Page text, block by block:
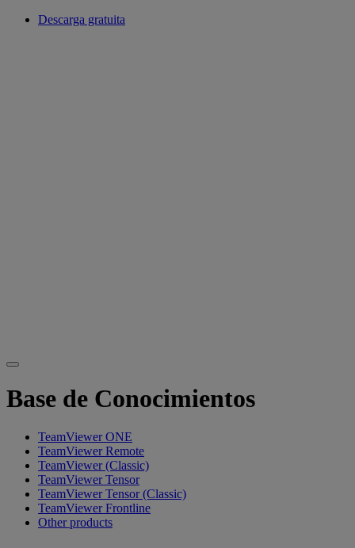
Descarga gratuita
Base de Conocimientos
TeamViewer ONE
TeamViewer Remote
TeamViewer (Classic)
TeamViewer Tensor
TeamViewer Tensor (Classic)
TeamViewer Frontline
Other products